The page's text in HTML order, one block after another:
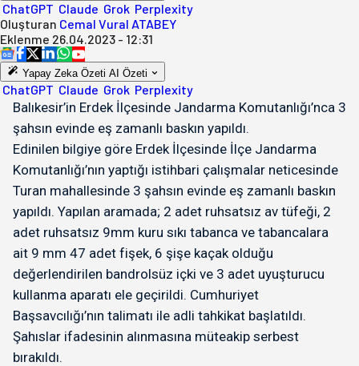
ChatGPT Claude Grok Perplexity
Oluşturan Cemal Vural ATABEY
Eklenme 26.04.2023 - 12:31
Yapay Zeka Özeti AI Özeti
ChatGPT Claude Grok Perplexity
Balıkesir’in Erdek İlçesinde Jandarma Komutanlığı’nca 3
şahsın evinde eş zamanlı baskın yapıldı.
Edinilen bilgiye göre Erdek İlçesinde İlçe Jandarma
Komutanlığı’nın yaptığı istihbari çalışmalar neticesinde
Turan mahallesinde 3 şahsın evinde eş zamanlı baskın
yapıldı. Yapılan aramada; 2 adet ruhsatsız av tüfeği, 2
adet ruhsatsız 9mm kuru sıkı tabanca ve tabancalara
ait 9 mm 47 adet fişek, 6 şişe kaçak olduğu
değerlendirilen bandrolsüz içki ve 3 adet uyuşturucu
kullanma aparatı ele geçirildi. Cumhuriyet
Başsavcılığı’nın talimatı ile adli tahkikat başlatıldı.
Şahıslar ifadesinin alınmasına müteakip serbest
bırakıldı.